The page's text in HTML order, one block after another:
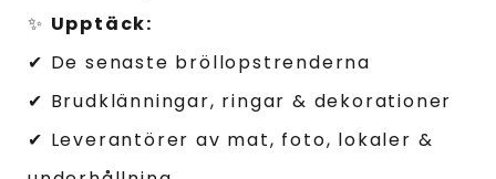
✨ Upptäck:
✔ De senaste bröllopstrenderna
✔ Brudklänningar, ringar & dekorationer
✔ Leverantörer av mat, foto, lokaler &